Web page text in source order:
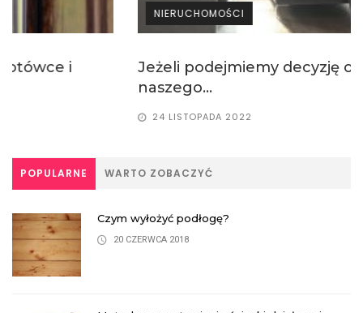
NIERUCHOMOŚCI
Jeżeli podejmiemy decyzję o zakupie
POPULARNE WARTO ZOBACZYĆ
Czym wyłożyć podłogę?
20 CZERWCA 2018